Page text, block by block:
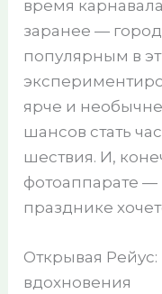
время
заранее —
популярным в
ярче и
шансов стать
шествия. И,
фотоаппарате
празднике
Открывая
вдохновения